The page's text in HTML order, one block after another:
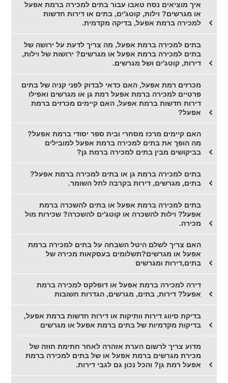
איך מוציאים נסח טאבו עבור בתים למכירה ברמת אפעל
או מגרשים? וילות, קוטג'ים, בתים או דירות חדשות
למכירה ברמת אפעל, בדיקה מקדמית.
בתים למכירה ברמת אפעל, מה צריך לדעת על ירושה של
בתים למכירה ברמת אפעל או מגרשים? ירושות של וילות,
דירות, קוטג'ים ושל מגרשים.
מכרזים רמת אפעל, האם כדאי לבדוק לפני קניה של בתים
פרטיים למכירה ברמת אפעל רמת גן או מגרשים ואפילו
דירות חדשות ברמת אפעל, האם קיימים מכרזים ברמת
אפעל?
האם קיימים מרכז מסחרי ובית ספר יסודי ברמת אפעל?
מה הופך את בתים למכירה ברמת אפעל למובילים
בביקושים מבין בתים למכירה ברמת גן?
בתים למכירה ברמת גן או בתים למכירה ברמת אפעל?
בתים, מגרשים, דירות בקרבה לתל השומר.
בתים למכירה ברמת אפעל או בתים להשכרה ברמת
אפעל? וילות להשכרה או קוטג'ים להשכרה? שכירות מול
מכירה.
האם צריך לשלם היטל השבחה על בתים למכירה ברמת
אפעל או מגרשים?תשלומים בעסקאות מכירה של
בתים,דירות ומגרשים
דירה למכירה ברמת אפעל או דופלקס למכירה ברמת
אפעל? דירות, בתים, מגרשים, הגדרות חשובות
בדיקת סיווג דירות וותיקות או דירות חדשות ברמת אפעל,
בדיקות מקדמיות של בתים ברמת אפעל או מגרשים
מדוע צריך לרשום הערת אזהרה לאחר חתימת חוזה של
מכירת מגרשים ברמת אפעל או של בתים למכירה ברמת
אפעל רמת גן? והכל נכון גם לגבי דירות.